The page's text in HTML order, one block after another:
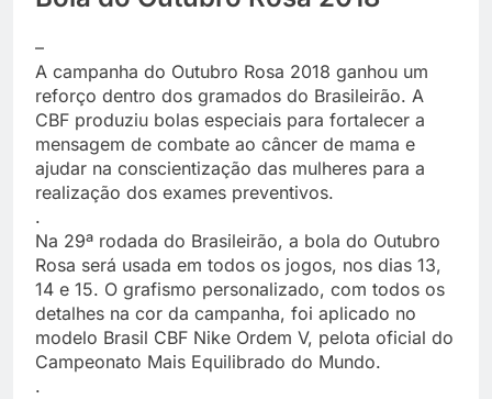
–
A campanha do Outubro Rosa 2018 ganhou um
reforço dentro dos gramados do Brasileirão. A
CBF produziu bolas especiais para fortalecer a
mensagem de combate ao câncer de mama e
ajudar na conscientização das mulheres para a
realização dos exames preventivos.
.
Na 29ª rodada do Brasileirão, a bola do Outubro
Rosa será usada em todos os jogos, nos dias 13,
14 e 15. O grafismo personalizado, com todos os
detalhes na cor da campanha, foi aplicado no
modelo Brasil CBF Nike Ordem V, pelota oficial do
Campeonato Mais Equilibrado do Mundo.
.